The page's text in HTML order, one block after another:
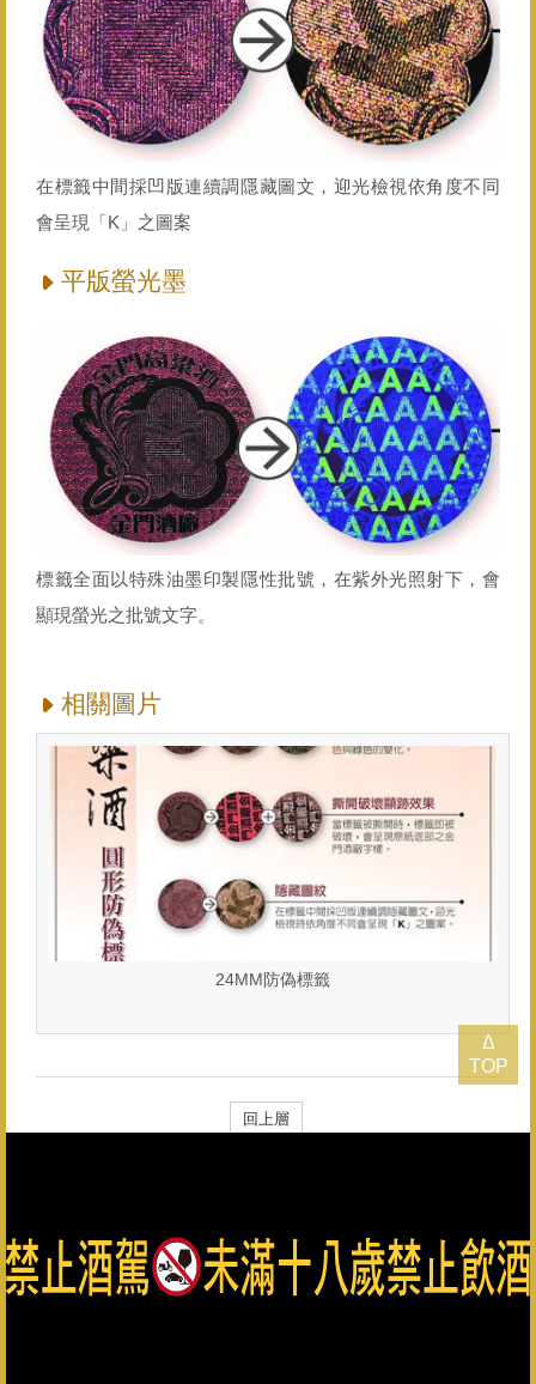
Δ
TOP
在標籤中間採凹版連續調隱藏圖文，迎光檢視依角度不同
會呈現「K」之圖案
平版螢光墨
標籤全面以特殊油墨印製隱性批號，在紫外光照射下，會
顯現螢光之批號文字。
相關圖片
24MM防偽標籤
回上層
金門酒廠實業股份有限公司版權所有 Copyright © Kinmen
Kaoliang Liquor Inc. All Rights Reserved.